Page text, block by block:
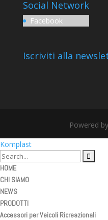
Social Network
Facebook
Iscriviti alla
Powered by
Komplast
HOME
CHI SIAMO
NEWS
PRODOTTI
Accessori per Veicoli Ricreazionali